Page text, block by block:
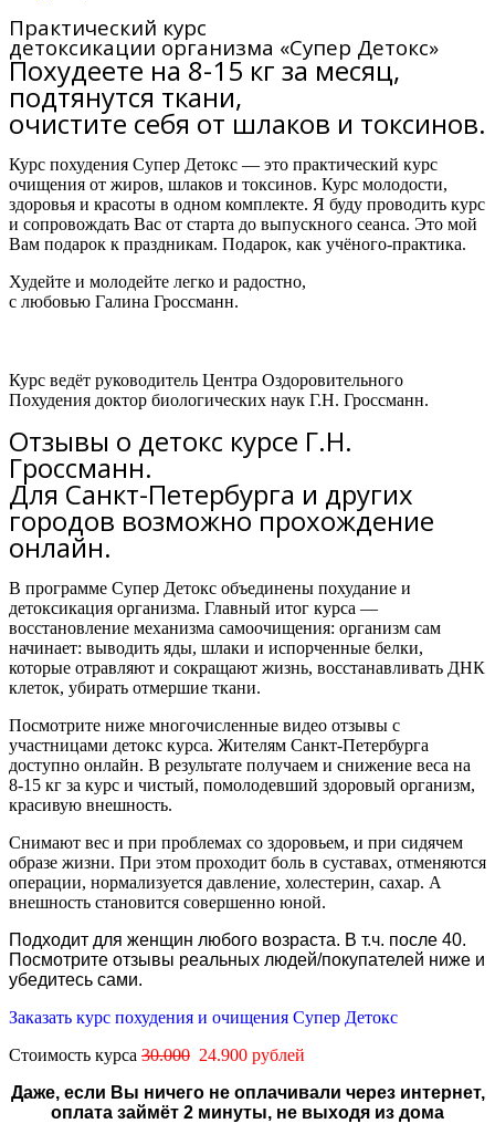
Практический курс
детоксикации организма «Супер Детокс»
Похудеете на 8-15 кг за месяц,
подтянутся ткани,
очистите себя от шлаков и токсинов.
Курс похудения Супер Детокс — это практический курс
очищения от жиров, шлаков и токсинов. Курс молодости,
здоровья и красоты в одном комплекте. Я буду проводить курс
и сопровождать Вас от старта до выпускного сеанса. Это мой
Вам подарок к праздникам. Подарок, как учёного-практика.
Худейте и молодейте легко и радостно,
с любовью Галина Гроссманн.
Курс ведёт руководитель Центра Оздоровительного
Похудения доктор биологических наук Г.Н. Гроссманн.
Отзывы о детокс курсе Г.Н.
Гроссманн.
Для Санкт-Петербурга и других
городов возможно прохождение
онлайн.
В программе Супер Детокс объединены похудание и
детоксикация организма. Главный итог курса —
восстановление механизма самоочищения: организм сам
начинает: выводить яды, шлаки и испорченные белки,
которые отравляют и сокращают жизнь, восстанавливать ДНК
клеток, убирать отмершие ткани.
Посмотрите ниже многочисленные видео отзывы с
участницами детокс курса. Жителям Санкт-Петербурга
доступно онлайн. В результате получаем и снижение веса на
8-15 кг за курс и чистый, помолодевший здоровый организм,
красивую внешность.
Снимают вес и при проблемах со здоровьем, и при сидячем
образе жизни. При этом проходит боль в суставах, отменяются
операции, нормализуется давление, холестерин, сахар. А
внешность становится совершенно юной.
Подходит для женщин любого возраста. В т.ч. после 40.
Посмотрите отзывы реальных людей/покупателей ниже и
убедитесь сами.
Заказать курс похудения и очищения Супер Детокс
Стоимость курса 30.000 24.900 рублей
Даже, если Вы ничего не оплачивали через интернет,
оплата займёт 2 минуты, не выходя из дома